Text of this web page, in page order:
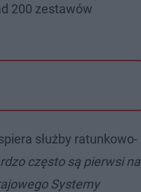
200 zestawów
służby ratunkowo-
często są pierwsi na
Systemy